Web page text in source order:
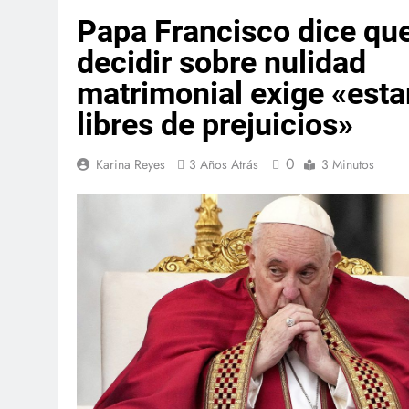
Papa Francisco dice
decidir sobre nulidad
matrimonial exige
libres de prejuicios»
Karina Reyes 3 Años Atrás 0 3 Minutos